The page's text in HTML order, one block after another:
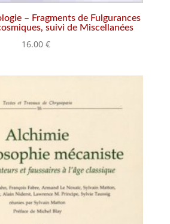
– Fragments de Fulgurances
suivi de Miscellanées
16.00 €